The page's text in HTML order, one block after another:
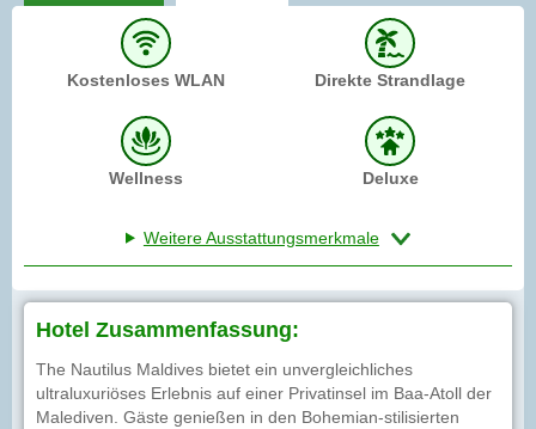
Kostenloses WLAN Direkte Strandlage
Wellness Deluxe
Weitere Ausstattungsmerkmale
Hotel Zusammenfassung:
The Nautilus Maldives bietet ein unvergleichliches
ultraluxuriöses Erlebnis auf einer Privatinsel im Baa-Atoll der
Malediven. Gäste genießen in den Bohemian-stilisierten